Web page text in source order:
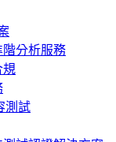
階分析服務
規
測試